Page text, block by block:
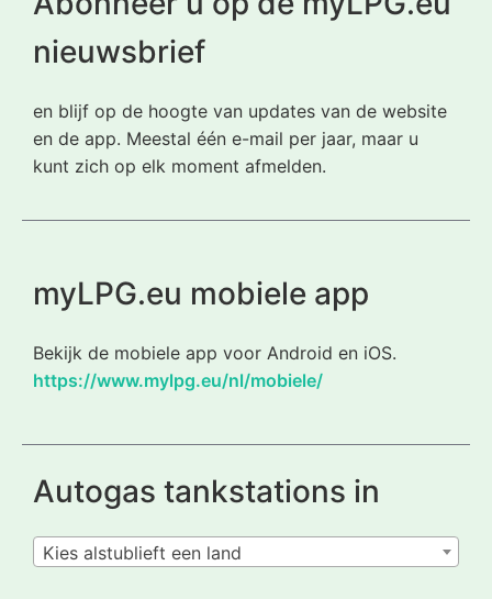
nieuwsbrief
en blijf op de hoogte van updates van de website
en de app. Meestal één e-mail per jaar, maar u
kunt zich op elk moment afmelden.
myLPG.eu mobiele app
Bekijk de mobiele app voor Android en iOS.
https://www.mylpg.eu/nl/mobiele/
Autogas tankstations in
Kies alstublieft een land